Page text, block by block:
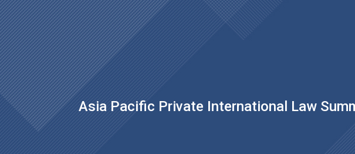
Asia Pacific Private International Law